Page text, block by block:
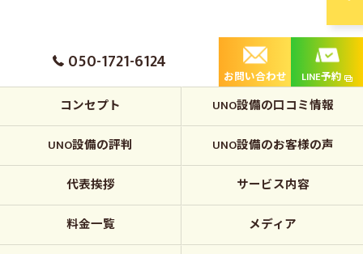
050-1721-6124
お問い合わせ LINE予約
コンセプト UNO設備の口コミ情報
UNO設備の評判 UNO設備のお客様の声
代表挨拶 サービス内容
料金一覧 メディア